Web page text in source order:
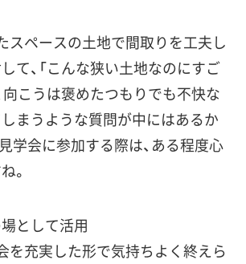
スペースの土地で間取りを工夫し
て、「こんな狭い土地なのにすご
向こうは褒めたつもりでも不快な
まうような質問が中にはあるか
学会に参加する際は、ある程度心
。
として活用
を充実した形で気持ちよく終えら